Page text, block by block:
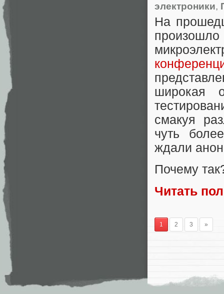
электроники,
На
широкая
смакуя
чуть
ждали
Почему
Читать
1 2 3 »